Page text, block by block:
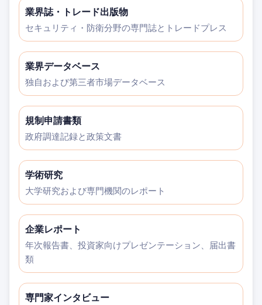
業界誌・トレード出版物
セキュリティ・防衛分野の専門誌とトレードプレス
業界データベース
独自および第三者市場データベース
規制申請書類
政府調達記録と政策文書
学術研究
大学研究および専門機関のレポート
企業レポート
年次報告書、投資家向けプレゼンテーション、届出書
類
専門家インタビュー